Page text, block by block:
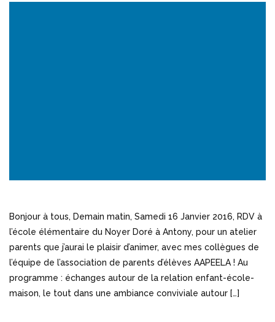
Bonjour à tous, Demain matin, Samedi 16 Janvier 2016, RDV à
l’école élémentaire du Noyer Doré à Antony, pour un atelier
parents que j’aurai le plaisir d’animer, avec mes collègues de
l’équipe de l’association de parents d’élèves AAPEELA ! Au
programme : échanges autour de la relation enfant-école-
maison, le tout dans une ambiance conviviale autour […]